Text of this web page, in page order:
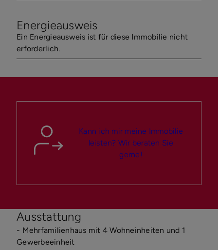
Energieausweis
Ein Energieausweis ist für diese Immobilie nicht
erforderlich.
Kann ich mir meine Immobilie
leisten? Wir beraten Sie
gerne!
Ausstattung
- Mehrfamilienhaus mit 4 Wohneinheiten und 1
Gewerbeeinheit